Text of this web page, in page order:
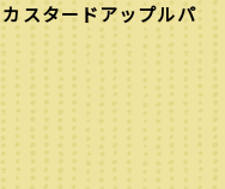
スタードアップルパ